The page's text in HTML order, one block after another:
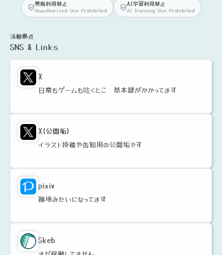
無断利用禁止
Unauthorized Use Prohibited
AI学習利用禁止
AI Training Use Prohibited
活動拠点
SNS & Links
X
日常もゲームも呟くとこ 基本鍵がかかってます
X(公開垢)
イラスト投稿や告知用の公開垢です
pixiv
跡地みたいになってます
Skeb